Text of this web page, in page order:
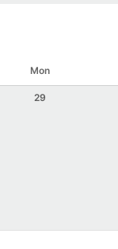
Mon
29